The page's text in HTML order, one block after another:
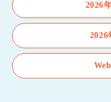
2026
2026